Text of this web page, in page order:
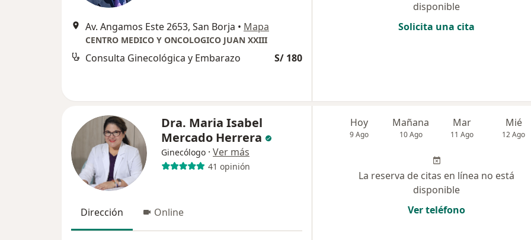
Av. Angamos Este 2653, San Borja • Mapa
CENTRO MEDICO Y ONCOLOGICO JUAN XXIII
Consulta Ginecológica y Embarazo S/ 180
disponible
Solicita una cita
Dra. Maria Isabel
Mercado Herrera
Ginecólogo · Ver más
41 opinión
Dirección Online
Hoy
9 Ago
Mañana
10 Ago
Mar
11 Ago
Mié
12 Ago
La reserva de citas en línea no está
disponible
Ver teléfono